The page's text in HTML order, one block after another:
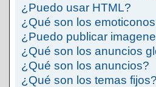
¿Puedo usar HTML?
¿Qué son los
¿Puedo publicar
¿Qué son los anuncios
¿Qué son los anuncios?
¿Qué son los temas fijos?